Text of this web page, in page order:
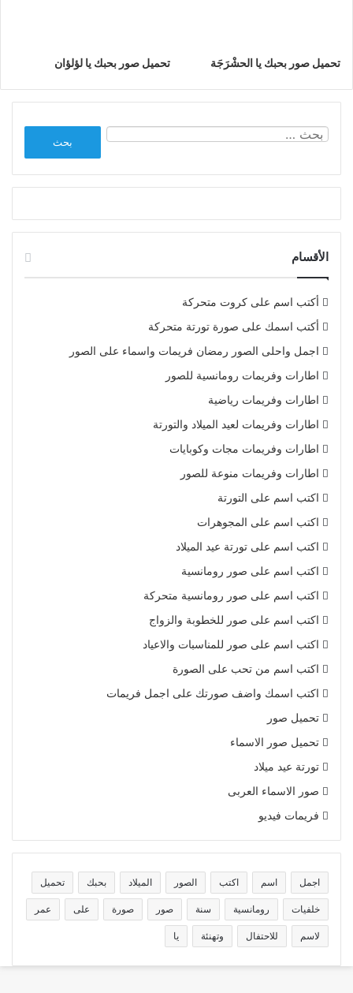
تحميل صور بحبك يا الحشْرَجَة تحميل صور بحبك يا لؤلؤان
الأقسام
أكتب اسم على كروت متحركة
أكتب اسمك على صورة تورتة متحركة
اجمل واحلى الصور رمضان فريمات واسماء على الصور
اطارات وفريمات رومانسية للصور
اطارات وفريمات رياضية
اطارات وفريمات لعيد الميلاد والتورتة
اطارات وفريمات مجات وكوبايات
اطارات وفريمات منوعة للصور
اكتب اسم على التورتة
اكتب اسم على المجوهرات
اكتب اسم على تورتة عيد الميلاد
اكتب اسم على صور رومانسية
اكتب اسم على صور رومانسية متحركة
اكتب اسم على صور للخطوبة والزواج
اكتب اسم على صور للمناسبات والاعياد
اكتب اسم من تحب على الصورة
اكتب اسمك واضف صورتك على اجمل فريمات
تحميل صور
تحميل صور الاسماء
تورتة عيد ميلاد
صور الاسماء العربى
فريمات فيديو
اجمل اسم اكتب الصور الميلاد بحبك تحميل
خلفيات رومانسية سنة صور صورة على عمر
لاسم للاحتفال وتهنئة يا